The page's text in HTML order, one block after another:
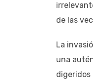
de las
La
una
digeridos